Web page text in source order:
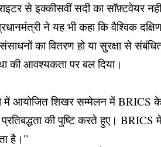
से इक्कीसवीं सदी का सॉफ़्टवेयर
ने यह भी कहा कि वैश्विक
का वितरण हो या सुरक्षा से
की आवश्यकता पर बल दिया।
में आयोजित शिखर सम्मेलन में
की पुष्टि करते हुए।
है।”